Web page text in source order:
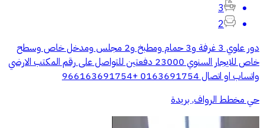
3
2
دور علوي 3 غرفة و3 حمام ومطبخ و2 مجلس ومدخل خاص وسطح
خاص للايجار السنوي 23000 دفعتين للتواصل على رقم المكتب الارضي
واتساب او اتصال 0163691754 +966163691754
حي مخطط الرواف, بريدة